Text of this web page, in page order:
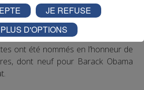
a été repérée en Californie
ouest du Mexique.
ont été nommés en l’honneur de
dont neuf pour Barack Obama
JE REFUSE
PLUS D'OPTIONS